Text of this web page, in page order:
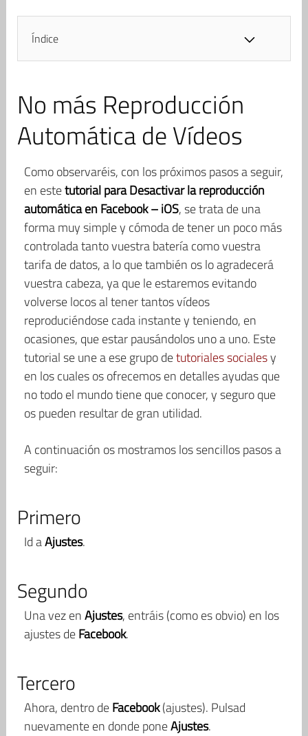
Índice
No más Reproducción
Automática de Vídeos
Como observaréis, con los próximos pasos a seguir,
en estetutorial para Desactivar la reproducción
automática en Facebook – iOS, se trata de una
forma muy simple y cómoda de tener un poco más
controlada tanto vuestra batería como vuestra
tarifa de datos, a lo que también os lo agradecerá
vuestra cabeza, ya que le estaremos evitando
volverse locos al tener tantos vídeos
reproduciéndose cada instante y teniendo, en
ocasiones, que estar pausándolos uno a uno. Este
tutorial se une a ese grupo detutoriales socialesy
en los cuales os ofrecemos en detalles ayudas que
no todo el mundo tiene que conocer, y seguro que
os pueden resultar de gran utilidad.
A continuación os mostramos los sencillos pasos a
seguir:
Primero
Id aAjustes.
Segundo
Una vez enAjustes, entráis (como es obvio) en los
ajustes deFacebook.
Tercero
Ahora, dentro deFacebook(ajustes). Pulsad
nuevamente en donde poneAjustes.